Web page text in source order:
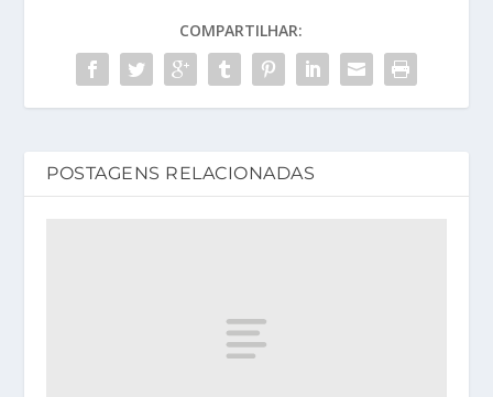
COMPARTILHAR:
POSTAGENS RELACIONADAS